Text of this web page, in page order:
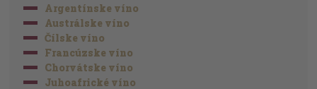
Argentínske víno
Austrálske víno
Čílske víno
Francúzske víno
Chorvátske víno
Juhoafrické víno